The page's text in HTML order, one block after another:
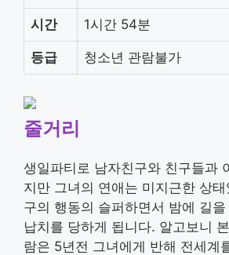
시간 1시간 54분
등급 청소년 관람불가
줄거리
생일파티로 남자친구와 친구들과
지만 그녀의 연애는 미지근한 상
구의 행동의 슬퍼하면서 밤에 길
납치를 당하게 됩니다. 알고보니
람은 5년전 그녀에게 반해 전세계